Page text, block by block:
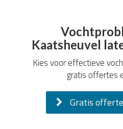
Kaatsheuvel
Kies voor effectieve
gratis offertes
Gratis